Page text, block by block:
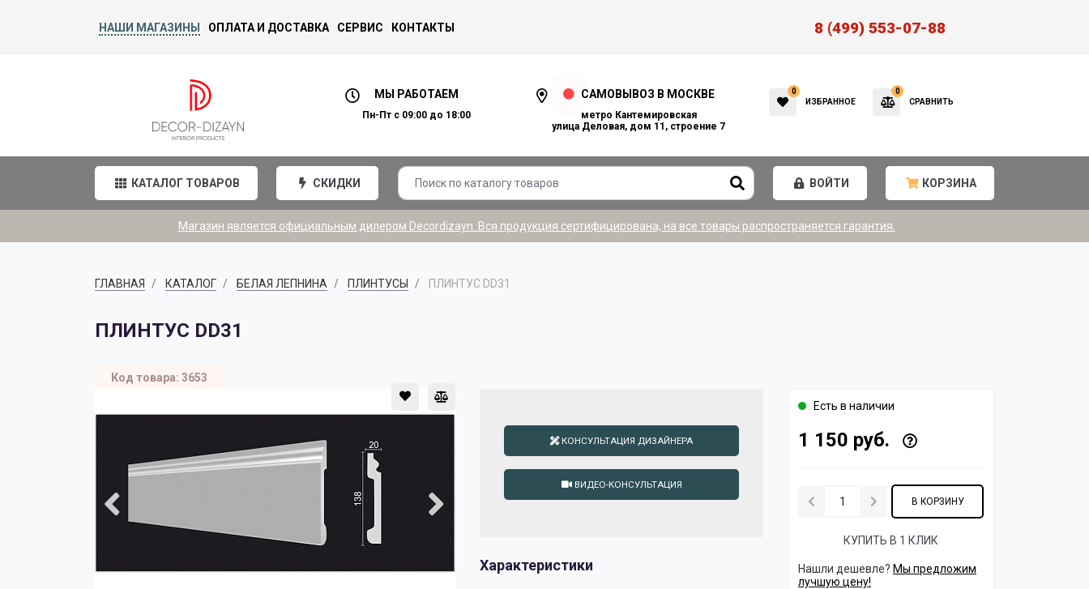
НАШИ МАГАЗИНЫ ОПЛАТА И ДОСТАВКА СЕРВИС КОНТАКТЫ 8 (499) 553-07-88
МЫ РАБОТАЕМ
Пн-Пт с 09:00 до 18:00
САМОВЫВОЗ В МОСКВЕ
метро Кантемировская
улица Деловая, дом 11, строение 7
0
ИЗБРАННОЕ
0
СРАВНИТЬ
КАТАЛОГ ТОВАРОВ СКИДКИ ВОЙТИ КОРЗИНА
Магазин является официальным дилером Decordizayn. Вся продукция сертифицирована, на все товары распространяется гарантия.
ГЛАВНАЯ КАТАЛОГ БЕЛАЯ ЛЕПНИНА ПЛИНТУСЫ ПЛИНТУС DD31
ПЛИНТУС DD31
Код товара: 3653
КОНСУЛЬТАЦИЯ ДИЗАЙНЕРА
ВИДЕО-КОНСУЛЬТАЦИЯ
Характеристики
Есть в наличии
1 150 руб.
В КОРЗИНУ
КУПИТЬ В 1 КЛИК
Нашли дешевле? Мы предложим
лучшую цену!